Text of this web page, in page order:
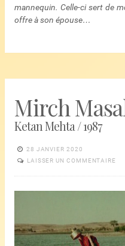
mannequin. Celle-ci sert de
offre à son épouse…
Mirch
Ketan Mehta / 1987
28 JANVIER 2020
LAISSER UN COMMENTAIRE